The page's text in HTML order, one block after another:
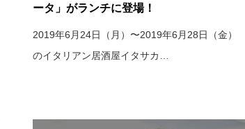
ータ」がランチに登場！
2019年6月24日（月）〜2019年6月28日（金）
のイタリアン居酒屋イタサカ…